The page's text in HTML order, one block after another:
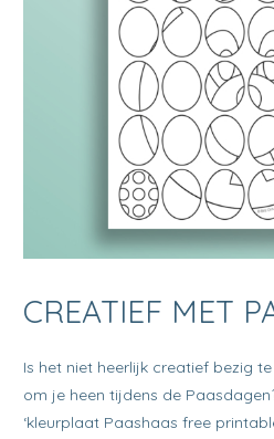
CREATIEF MET
Is het niet heerlijk creatief bezig
om je heen tijdens de
‘kleurplaat Paashaas free